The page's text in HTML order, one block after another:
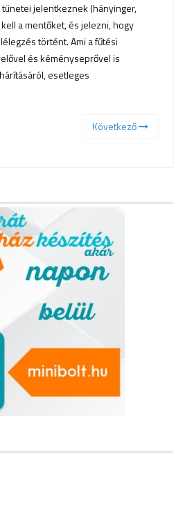
jelentkeznek (hányinger,
a mentőket, és jelezni, hogy
történt. Ami a fűtési
és kéményseprővel is
esetleges
Következő